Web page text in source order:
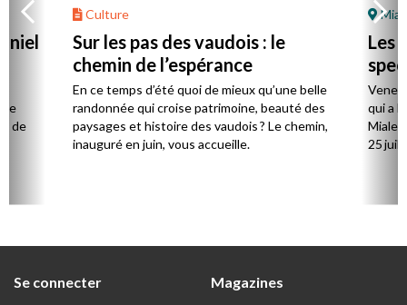
de
Culture
Sur les pas des vaudois : le
chemin de l’espérance
En ce temps d’été quoi de mieux qu’une belle
randonnée qui croise patrimoine, beauté des
paysages et histoire des vaudois ? Le chemin,
inauguré en juin, vous accueille.
Les
qui a
25
Se connecter
Magazines